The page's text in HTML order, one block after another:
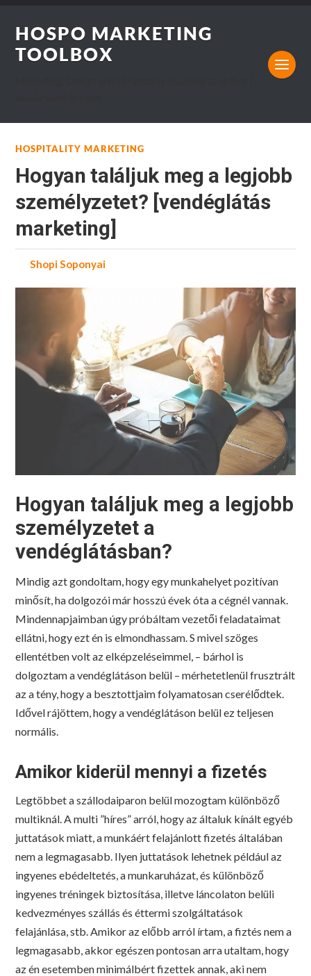
HOSPO MARKETING
TOOLBOX
HOSPITALITY MARKETING
Hogyan találjuk meg a legjobb
személyzetet? [vendéglátás
marketing]
byShopi Soponyai
Hogyan találjuk meg a legjobb
személyzetet a
vendéglátásban?
Mindig azt gondoltam, hogy egy munkahelyet pozitívan
minősít, ha dolgozói már hosszú évek óta a cégnél vannak.
Mindennapjaimban úgy próbáltam vezetői feladataimat
ellátni, hogy ezt én is elmondhassam. S mivel szöges
ellentétben volt az elképzeléseimmel, – bárhol is
dolgoztam a vendéglátáson belül – mérhetetlenül frusztrált
az a tény, hogy a besztottjaim folyamatosan cserélődtek.
Idővel rájöttem, hogy a vendéglátáson belül ez teljesen
normális.
Amikor kiderül mennyi a fizetés
Legtöbbet a szállodaiparon belül mozogtam különböző
multiknál. A multi ”híres” arról, hogy az általuk kínált egyéb
juttatások miatt, a munkáért felajánlott fizetés általában
nem a legmagasabb. Ilyen juttatások lehetnek például az
ingyenes ebédeltetés, a munkaruházat, és különböző
ingyenes tréningek biztosítása, illetve láncolaton belüli
kedvezményes szállás és éttermi szolgáltatások
felajánlása, stb. Amikor az előbb arról írtam, a fiztés nem a
legmagasabb, akkor egészen pontosan arra utaltam, hogy
az én esetemben minimálbért fizettek annak, aki nem